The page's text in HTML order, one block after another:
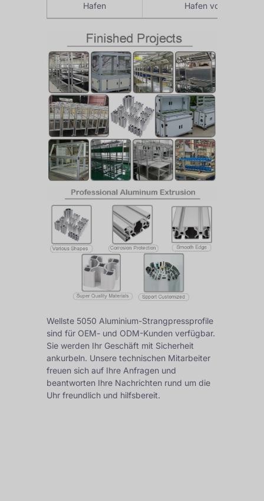
Hafen Hafen von Shanghai
Wellste 5050 Aluminium-Strangpressprofile
sind für OEM- und ODM-Kunden verfügbar.
Sie werden Ihr Geschäft mit Sicherheit
ankurbeln. Unsere technischen Mitarbeiter
freuen sich auf Ihre Anfragen und
beantworten Ihre Nachrichten rund um die
Uhr freundlich und hilfsbereit.